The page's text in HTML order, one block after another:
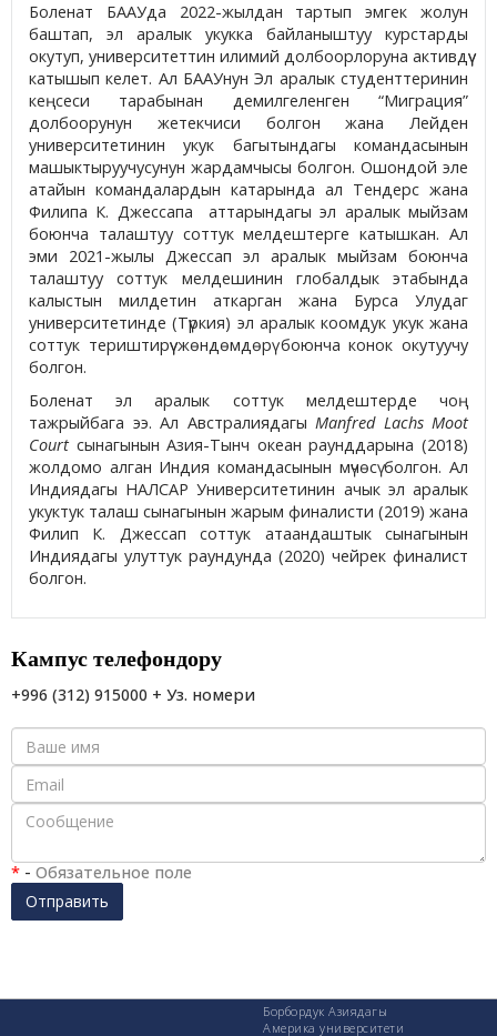
Боленат БААУда 2022-жылдан тартып эмгек жолун
баштап, эл аралык укукка байланыштуу курстарды
окутуп, университеттин илимий долбоорлоруна активдүү
катышып келет. Ал БААУнун Эл аралык студенттеринин
кеңсеси тарабынан демилгеленген “Миграция”
долбоорунун жетекчиси болгон жана Лейден
университетинин укук багытындагы командасынын
машыктыруучусунун жардамчысы болгон. Ошондой эле
атайын командалардын катарында ал Тендерс жана
Филипа К. Джессапа аттарындагы эл аралык мыйзам
боюнча талаштуу соттук мелдештерге катышкан. Ал
эми 2021-жылы Джессап эл аралык мыйзам боюнча
талаштуу соттук мелдешинин глобалдык этабында
калыстын милдетин аткарган жана Бурса Улудаг
университетинде (Түркия) эл аралык коомдук укук жана
соттук териштирүү жөндөмдөрү боюнча конок окутуучу
болгон.
Боленат эл аралык соттук мелдештерде чоң
тажрыйбага ээ. Ал Австралиядагы Manfred Lachs Moot
Courtсынагынын Азия-Тынч океан раунддарына (2018)
жолдомо алган Индия командасынын мүчөсү болгон. Ал
Индиядагы НАЛСАР Университетинин ачык эл аралык
укуктук талаш сынагынын жарым финалисти (2019) жана
Филип К. Джессап соттук атаандаштык сынагынын
Индиядагы улуттук раундунда (2020) чейрек финалист
болгон.
Кампус телефондору
+996 (312) 915000 + Уз. номери
* - Обязательное поле
Отправить
Борбордук Азиядагы
Америка университети